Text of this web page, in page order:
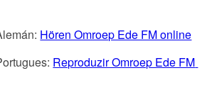
Hören Omroep Ede FM online
Reproduzir Omroep Ede FM